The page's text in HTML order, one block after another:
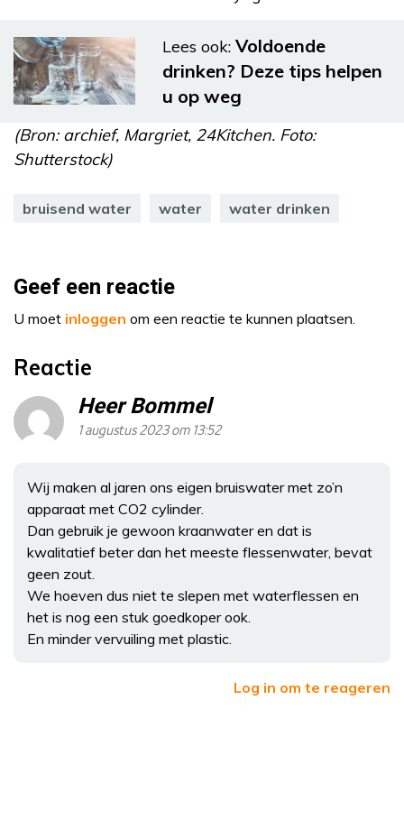
Lees ook: Voldoende
drinken? Deze tips helpen
u op weg
(Bron: archief, Margriet, 24Kitchen. Foto:
Shutterstock)
bruisend water water water drinken
Geef een reactie
U moet inloggen om een reactie te kunnen plaatsen.
Reactie
Heer Bommel
1 augustus 2023 om 13:52
Wij maken al jaren ons eigen bruiswater met zo’n
apparaat met CO2 cylinder.
Dan gebruik je gewoon kraanwater en dat is
kwalitatief beter dan het meeste flessenwater, bevat
geen zout.
We hoeven dus niet te slepen met waterflessen en
het is nog een stuk goedkoper ook.
En minder vervuiling met plastic.
Log in om te reageren